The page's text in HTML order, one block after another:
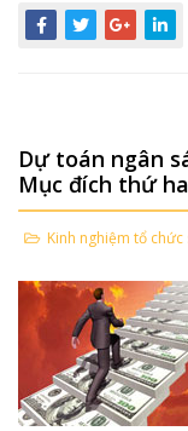
Dự toán ngân
Mục đích thứ
Kinh nghiệm tổ chức